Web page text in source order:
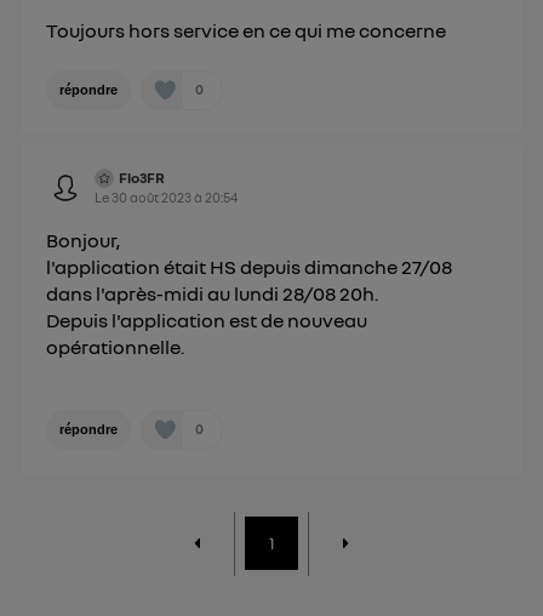
Toujours hors service en ce qui me concerne
répondre 0
Flo3FR
Le 30 août 2023 à 20:54
Bonjour,
l'application était HS depuis dimanche 27/08
dans l'après-midi au lundi 28/08 20h.
Depuis l'application est de nouveau
opérationnelle.
répondre 0
1